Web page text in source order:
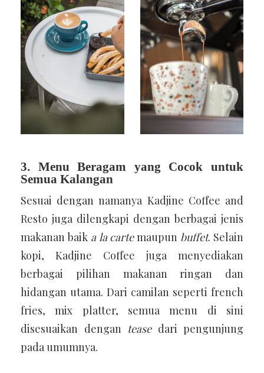
3. Menu Beragam yang Cocok untuk
Semua Kalangan
Sesuai dengan namanya Kadjine Coffee and
Resto juga dilengkapi dengan berbagai jenis
makanan baik a la cartemaupun buffet. Selain
kopi, Kadjine Coffee juga menyediakan
berbagai pilihan makanan ringan dan
hidangan utama. Dari camilan seperti french
fries, mix platter, semua menu di sini
disesuaikan dengan tease dari pengunjung
pada umumnya.